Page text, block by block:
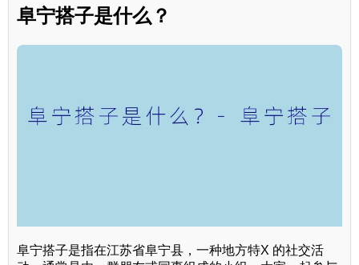
阜宁搭子是什么？
阜宁搭子是指在江苏省阜宁县，一种地方特X 的社交活